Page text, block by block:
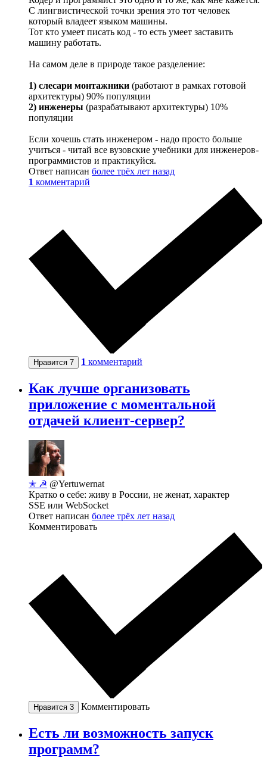
С лингвистической точки зрения это тот человек
который владеет языком машины.
Тот кто умеет писать код - то есть умеет заставить
машину работать.
На самом деле в природе такое разделение:
1) слесари монтажники (работают в рамках готовой
архитектуры) 90% популяции
2) инженеры (разрабатывают архитектуры) 10%
популяции
Если хочешь стать инженером - надо просто больше
учиться - читай все вузовские учебники для инженеров-
программистов и практикуйся.
Ответ написан более трёх лет назад
1 комментарий
Нравится 7 1 комментарий
Как лучше организовать
приложение с моментальной
отдачей клиент-сервер?
✭ ☭ @Yertuwernat
Кратко о себе: живу в России, не женат, характер
SSE или WebSocket
Ответ написан более трёх лет назад
Комментировать
Нравится 3 Комментировать
Есть ли возможность запуск
программ?